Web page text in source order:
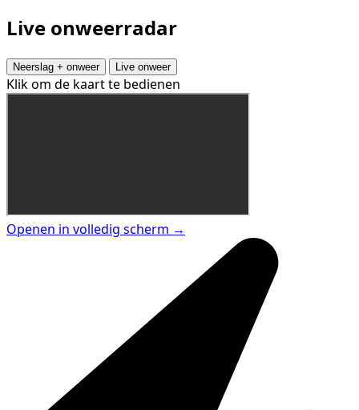
Live onweerradar
Neerslag + onweer Live onweer
Klik om de kaart te bedienen
Openen in volledig scherm →